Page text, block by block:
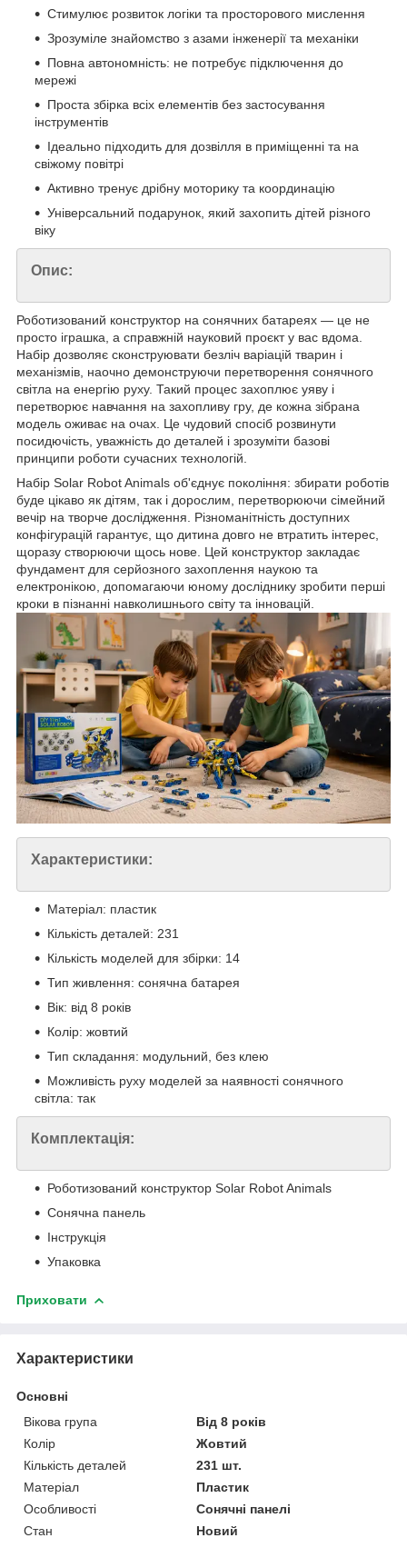
Стимулює розвиток логіки та просторового мислення
Зрозуміле знайомство з азами інженерії та механіки
Повна автономність: не потребує підключення до
мережі
Проста збірка всіх елементів без застосування
інструментів
Ідеально підходить для дозвілля в приміщенні та на
свіжому повітрі
Активно тренує дрібну моторику та координацію
Універсальний подарунок, який захопить дітей різного
віку
Опис:
Роботизований конструктор на сонячних батареях — це не
просто іграшка, а справжній науковий проєкт у вас вдома.
Набір дозволяє сконструювати безліч варіацій тварин і
механізмів, наочно демонструючи перетворення сонячного
світла на енергію руху. Такий процес захоплює уяву і
перетворює навчання на захопливу гру, де кожна зібрана
модель оживає на очах. Це чудовий спосіб розвинути
посидючість, уважність до деталей і зрозуміти базові
принципи роботи сучасних технологій.
Набір Solar Robot Animals об'єднує покоління: збирати роботів
буде цікаво як дітям, так і дорослим, перетворюючи сімейний
вечір на творче дослідження. Різноманітність доступних
конфігурацій гарантує, що дитина довго не втратить інтерес,
щоразу створюючи щось нове. Цей конструктор закладає
фундамент для серйозного захоплення наукою та
електронікою, допомагаючи юному досліднику зробити перші
кроки в пізнанні навколишнього світу та інновацій.
Характеристики:
Матеріал: пластик
Кількість деталей: 231
Кількість моделей для збірки: 14
Тип живлення: сонячна батарея
Вік: від 8 років
Колір: жовтий
Тип складання: модульний, без клею
Можливість руху моделей за наявності сонячного
світла: так
Комплектація:
Роботизований конструктор Solar Robot Animals
Сонячна панель
Інструкція
Упаковка
Приховати
Характеристики
Основні
Вікова група
Від 8 років
Колір
Жовтий
Кількість деталей
231 шт.
Матеріал
Пластик
Особливості
Сонячні панелі
Стан
Новий